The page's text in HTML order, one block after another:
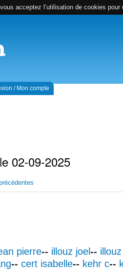
acceptez l’utilisation de cookies
/ Mon compte
02-09-2025
pierre-- illouz joel--
-- cert isabelle-- kehr c--